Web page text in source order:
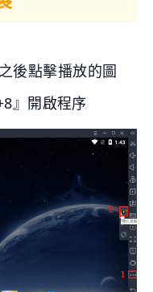
後點擊播放的圖
』開啟程序